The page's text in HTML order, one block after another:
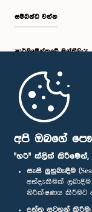
අපි ඔබගේ
"හරි" ක්ලික්
සැසි ලුහුබැඳීම
අත්දැකීමක්
නිරීක්ෂණය කිරීමට
දත්ත සටහන් කිරීම:
සම්බන්ධ වන්න
පාර්ලි‌මේන්තුවේ මන්ත්‍රීවරු
මුල් පිටුව
පාර්ලිමේන්තු ජංගම යෙදුම
අප හා සම්බන්ධ වී